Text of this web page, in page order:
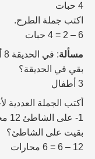
4 حبات
اكتب جملة الطرح.
6 – 2 = 4 حبات
مسألة
بقي في الحديقة؟
3 أطفال
أكتب الجملة العددية
بقيت على الشاطئ؟
12 – 6 = 6 محارات